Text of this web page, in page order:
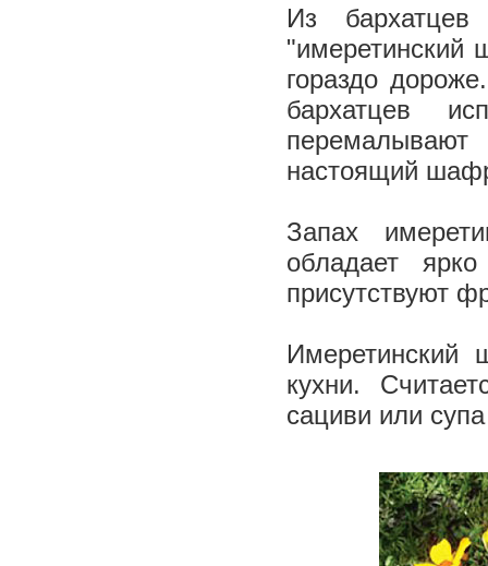
Из бархатцев
"имеретинский
гораздо
бархатцев
настоящий
Запах
обладает
присутствуют
Имеретинский
кухни.
сациви или